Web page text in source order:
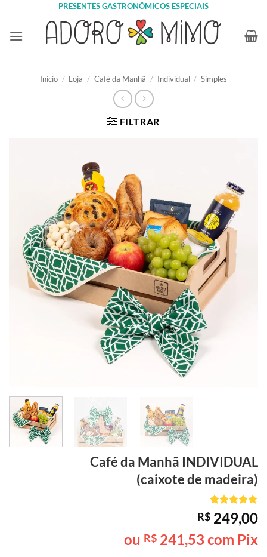
content
PRESENTES GASTRONÔMICOS ESPECIAIS
Início / Loja / Café da Manhã / Individual / Simples
FILTRAR
Café da Manhã INDIVIDUAL
(caixote de madeira)
Avaliado
como5de
5, com
baseado em
4
R$ 249,00
ou R$ 241,53 com Pix